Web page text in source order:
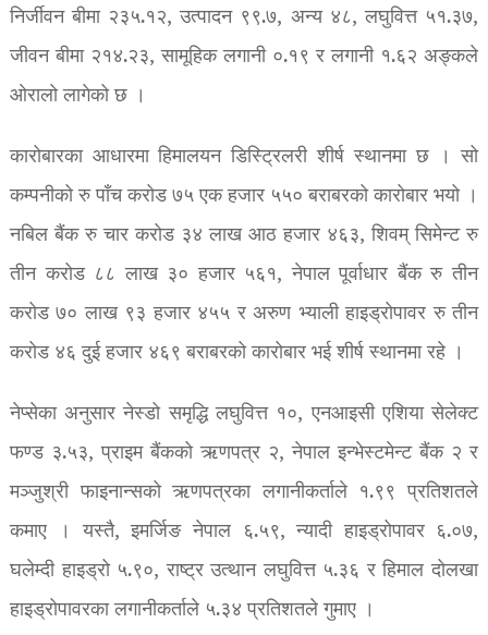
निर्जीवन बीमा २३५.१२, उत्पादन ९९.७, अन्य ४८, लघुवित्त ५१.३७,
जीवन बीमा २१४.२३, सामूहिक लगानी ०.१९ र लगानी १.६२ अङ्कले
ओरालो लागेको छ ।
कारोबारका आधारमा हिमालयन डिस्ट्रिलरी शीर्ष स्थानमा छ । सो
कम्पनीको रु पाँच करोड ७५ एक हजार ५५० बराबरको कारोबार भयो ।
नबिल बैंक रु चार करोड ३४ लाख आठ हजार ४६३, शिवम् सिमेन्ट रु
तीन करोड ८८ लाख ३० हजार ५६१, नेपाल पूर्वाधार बैंक रु तीन
करोड ७० लाख ९३ हजार ४५५ र अरुण भ्याली हाइड्रोपावर रु तीन
करोड ४६ दुई हजार ४६९ बराबरको कारोबार भई शीर्ष स्थानमा रहे ।
नेप्सेका अनुसार नेस्डो समृद्धि लघुवित्त १०, एनआइसी एशिया सेलेक्ट
फण्ड ३.५३, प्राइम बैंकको ऋणपत्र २, नेपाल इन्भेस्टमेन्ट बैंक २ र
मञ्जुश्री फाइनान्सको ऋणपत्रका लगानीकर्ताले १.९९ प्रतिशतले
कमाए । यस्तै, इमर्जिङ नेपाल ६.५९, न्यादी हाइड्रोपावर ६.०७,
घलेम्दी हाइड्रो ५.९०, राष्ट्र उत्थान लघुवित्त ५.३६ र हिमाल दोलखा
हाइड्रोपावरका लगानीकर्ताले ५.३४ प्रतिशतले गुमाए ।